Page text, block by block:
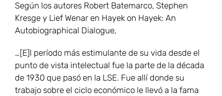
Según los autores Robert Batemarco, Stephen
Kresge y Lief Wenar en Hayek on Hayek: An
Autobiographical Dialogue,
…[E]l período más estimulante de su vida desde el
punto de vista intelectual fue la parte de la década
de 1930 que pasó en la LSE. Fue allí donde su
trabajo sobre el ciclo económico le llevó a la fama